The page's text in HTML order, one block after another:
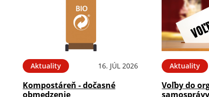
Aktuality 16. JÚL 2026
Kompostáreň - dočasné
obmedzenie
Aktuality
Voľby do